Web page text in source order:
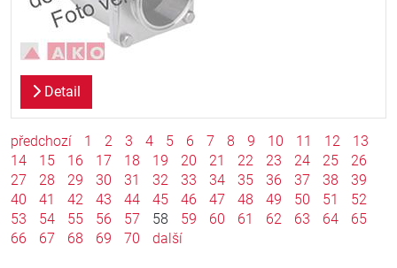
Detail
předchozí 1 2 3 4 5 6 7 8 9 10 11 12
13
14
15 16 17 18 19 20 21 22 23 24 25
26
27
28 29 30 31 32 33 34 35 36 37 38
39
40
41 42 43 44 45 46 47 48 49 50 51
52
53
54 55 56 57 58 59 60 61 62 63 64
65
66
67 68 69 70 další